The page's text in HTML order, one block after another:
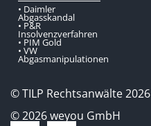
• Daimler
Abgasskandal
• P&R
Insolvenzverfahren
• PIM Gold
• VW
Abgasmanipulationen
© TILP Rechtsanwälte 2026
© 2026 weyou GmbH